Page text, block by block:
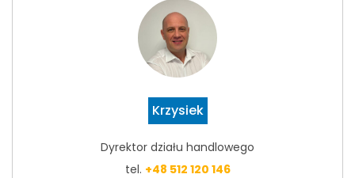
Krzysiek
Dyrektor działu handlowego
tel. +48 512 120 146